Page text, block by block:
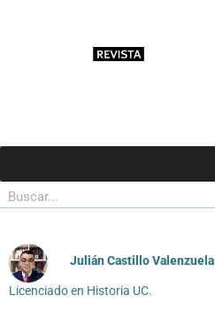
Buscar
Julián Castillo Valenzuela
Licenciado en Historia UC.